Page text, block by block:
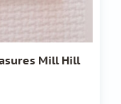
Mill Hill